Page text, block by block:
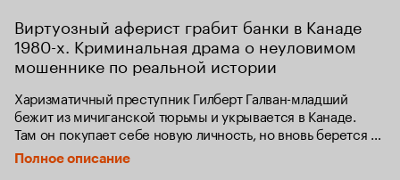
Виртуозный аферист грабит банки в Канаде
1980-х. Криминальная драма о неуловимом
мошеннике по реальной истории
Харизматичный преступник Гилберт Галван-младший
бежит из мичиганской тюрьмы и укрывается в Канаде.
Там он покупает себе новую личность, но вновь берется
за старое. Он грабит рекордные 59 банков и ювелирных
магазинов, ловко обходя все ловушки полиции и шаг
Полное описание